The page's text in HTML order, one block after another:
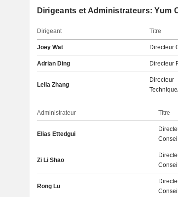
Dirigeants et Administrateurs: Yum
Dirigeant Titre
Joey Wat Directeur
Adrian Ding Directeur
Leila Zhang
Directeur
Administrateur Titre
Elias Ettedgui
Conseil
Zi Li Shao
Conseil
Rong Lu
Conseil